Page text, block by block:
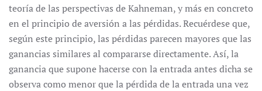
teoría de las perspectivas de Kahneman, y más en concreto
en el principio de aversión a las pérdidas. Recuérdese que,
según este principio, las pérdidas parecen mayores que las
ganancias similares al compararse directamente. Así, la
ganancia que supone hacerse con la entrada antes dicha se
observa como menor que la pérdida de la entrada una vez